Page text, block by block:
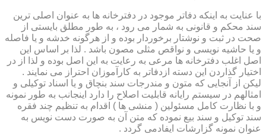
با عنایت به اینکه دفاتر موجود در دفترخانه ها به عنوان اصلی ترین
سند محکم و قانونی به شمار می رود ، به طور مطلق بایستی از
صحت در ثبت و نوشتار برخوردار بوده و از هرگونه خدشه و یا فاصله
و یا حاشیه نویسی و نواقص مثلی مصون باشد . لذا بر اساس این
اصل اغلب دفترخانه ها مرعی به رعایت به این اصل بوده و لذا از در
اختیار گذاردن این دسته ازدفاتر به کارآموزان احتراز می نمایند .
لیکن از آنجایی که متون و مندرجات سند بنچاق و یا اسناد توکیلی و
امثالهم در سیستم رایانه قابلیت اصلاح را دارد اینجانب به طور نمونه
و با نظارت کامل مسئولین ( منشی ها ) اقدام به تنظیم چند فقره
سند توکیل و سند بیع نموده که متن آن به صورت دست نویس به
عنوان نمونه گزارشات ایفادمی گردد .